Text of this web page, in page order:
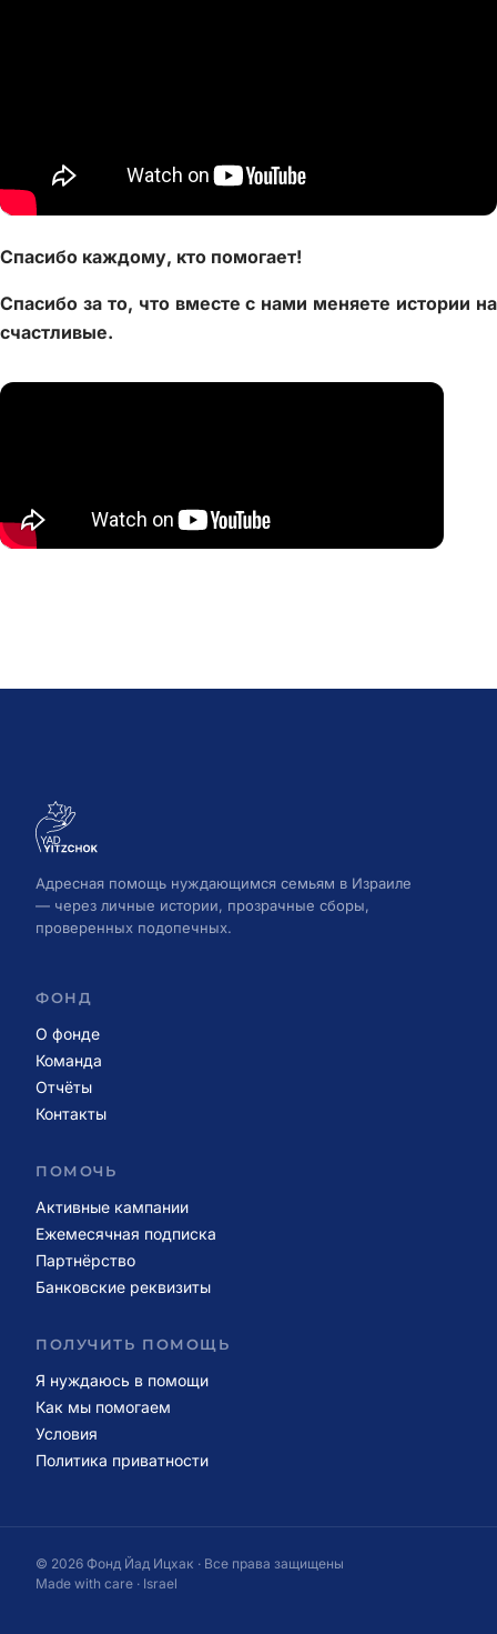
Спасибо каждому, кто помогает!
Спасибо за то, что вместе с нами меняете истории на
счастливые.
Адресная помощь нуждающимся семьям в Израиле
— через личные истории, прозрачные сборы,
проверенных подопечных.
ФОНД
О фонде
Команда
Отчёты
Контакты
ПОМОЧЬ
Активные кампании
Ежемесячная подписка
Партнёрство
Банковские реквизиты
ПОЛУЧИТЬ ПОМОЩЬ
Я нуждаюсь в помощи
Как мы помогаем
Условия
Политика приватности
© 2026 Фонд Йад Ицхак · Все права защищены
Made with care · Israel